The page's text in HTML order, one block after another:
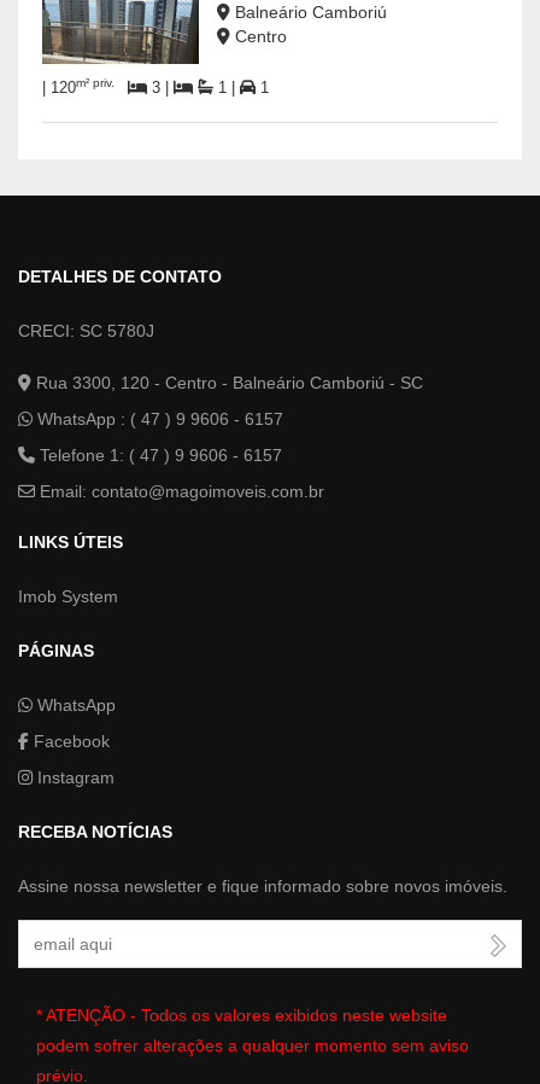
Balneário Camboriú
Centro
| 120m² priv. 3 | 1 | 1
DETALHES DE CONTATO
CRECI: SC 5780J
Rua 3300, 120 - Centro - Balneário Camboriú - SC
WhatsApp : ( 47 ) 9 9606 - 6157
Telefone 1: ( 47 ) 9 9606 - 6157
Email: contato@magoimoveis.com.br
LINKS ÚTEIS
Imob System
PÁGINAS
WhatsApp
Facebook
Instagram
RECEBA NOTÍCIAS
Assine nossa newsletter e fique informado sobre novos imóveis.
Seu Email
* ATENÇÃO - Todos os valores exibidos neste website
podem sofrer alterações a qualquer momento sem aviso
prévio.